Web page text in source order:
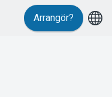
Arrangör?